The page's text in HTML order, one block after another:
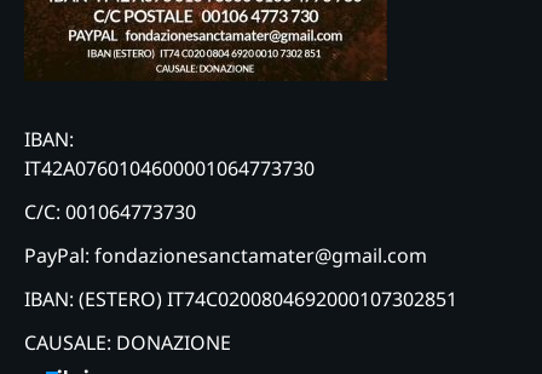
IBAN:
IT42A0760104600001064773730
C/C: 001064773730
PayPal: fondazionesanctamater@gmail.com
IBAN: (ESTERO) IT74C0200804692000107302851
CAUSALE: DONAZIONE